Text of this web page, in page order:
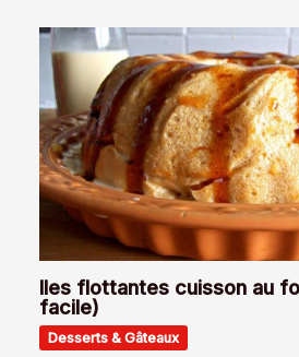
Iles flottantes cuisson au
facile)
Desserts & Gâteaux